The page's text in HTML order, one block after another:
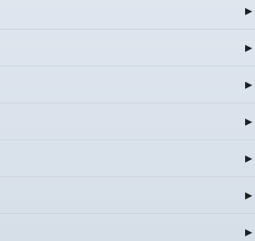
▸
▸
▸
▸
▸
▸
▸